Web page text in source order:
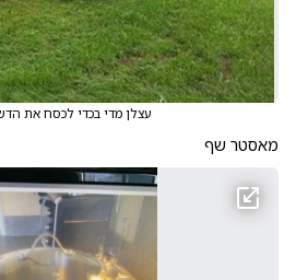
עצלן מדי בכדי לכסח את
מאסטר שף